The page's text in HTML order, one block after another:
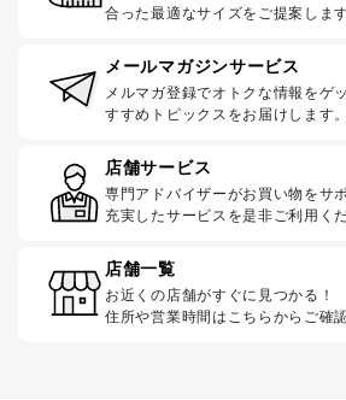
合った最適なサイズをご提案します
メールマガジンサービス
メルマガ登録でオトクな情報をゲ
すすめトピックスをお届けします。
店舗サービス
専門アドバイザーがお買い物をサ
充実したサービスを是非ご利用く
店舗一覧
お近くの店舗がすぐに見つかる！
住所や営業時間はこちらからご確